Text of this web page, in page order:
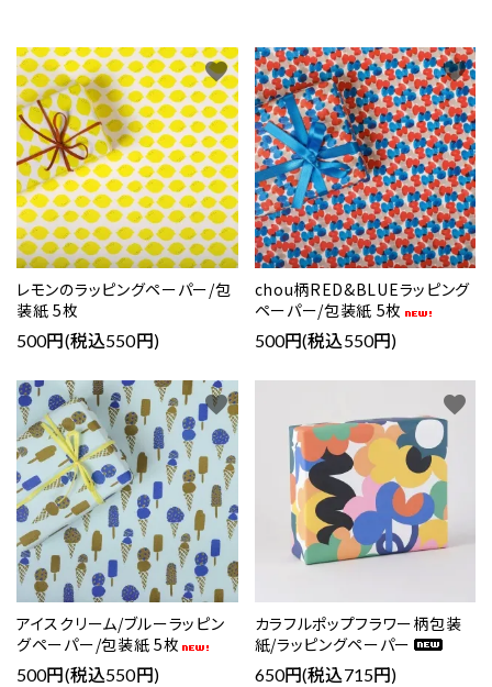
レモンのラッピングペーパー/包
装紙 5枚
500円(税込550円)
favorite
chou柄RED&BLUEラッピング
ペーパー/包装紙 5枚
500円(税込550円)
favorite
アイスクリーム/ブルーラッピン
グペーパー/包装紙 5枚
500円(税込550円)
favorite
カラフルポップフラワー柄包装
紙/ラッピングペーパー
650円(税込715円)
favorite